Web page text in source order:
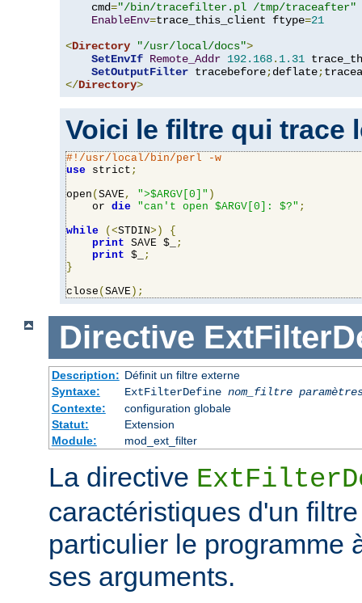
    cmd
="/bin/tracefilter.pl /tmp/traceafter"
EnableEnv=trace_this_client ftype=21
<Directory "/usr/local/docs">
SetEnvIf Remote_Addr 192.168. 1.31
SetOutputFilter tracebefore;deflate;
</Directory>
Voici le filtre qui trace
#!/usr/local/bin/perl -w
use strict ;
open ( SAVE, ">$ARGV[0]" )
    or
die "can't open $ARGV[0]: $?" ;
while
(<STDIN>)
{
print SAVE $_
;
print $_
;
}
close ( SAVE );
Directive
Description: Définit un filtre externe
Syntaxe:
ExtFilterDefine nom_filtre
Contexte:
configuration globale
Statut:
Extension
Module:
mod_ext_filter
La directive
caractéristiques d'un
particulier le programme
ses arguments.